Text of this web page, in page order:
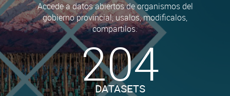
Accede a datos abiertos de organismos del
gobierno provincial, usalos, modificalos,
compartilos.
204
DATASETS